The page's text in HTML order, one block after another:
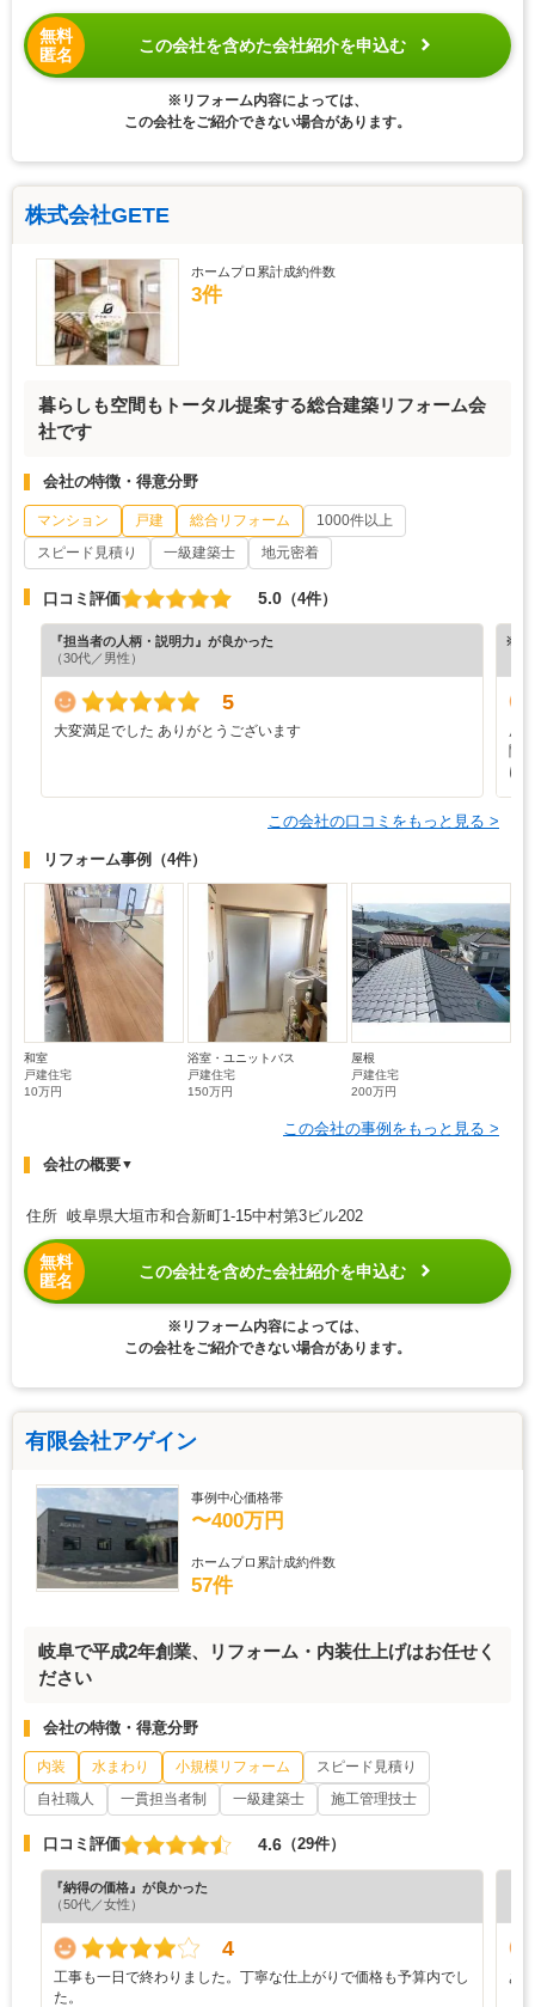
無料
匿名
この会社を含めた会社紹介を申込む
※リフォーム内容によっては、
この会社をご紹介できない場合があります。
株式会社GETE
ホームプロ累計成約件数
3件
暮らしも空間もトータル提案する総合建築リフォーム会
社です
会社の特徴・得意分野
マンション 戸建 総合リフォーム
1000件以上
スピード見積り
一級建築士 地元密着
口コミ評価 5.0 （4件）
『担当者の人柄・説明力』が良かった
（30代／男性）
5
大変満足でした ありがとうございます
※ホ
屋
聞
に
この会社の口コミをもっと見る >
リフォーム事例 （4件）
和室
戸建住宅
10万円
浴室・ユニットバス
戸建住宅
150万円
屋根
戸建住宅
200万円
この会社の事例をもっと見る >
会社の概要▼
住所 岐阜県大垣市和合新町1-15中村第3ビル202
無料
匿名
この会社を含めた会社紹介を申込む
※リフォーム内容によっては、
この会社をご紹介できない場合があります。
有限会社アゲイン
事例中心価格帯
〜400万円
ホームプロ累計成約件数
57件
岐阜で平成2年創業、リフォーム・内装仕上げはお任せく
ださい
会社の特徴・得意分野
内装 水まわり 小規模リフォーム
スピード見積り
自社職人
一貫担当者制 一級建築士 施工管理技士
口コミ評価 4.6 （29件）
『納得の価格』が良かった
（50代／女性）
4
工事も一日で終わりました。丁寧な仕上がりで価格も予算内でし
た。
あ